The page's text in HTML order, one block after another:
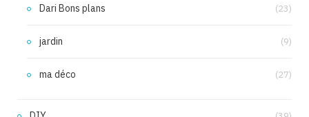
Dari Bons plans (23)
jardin (9)
ma déco (27)